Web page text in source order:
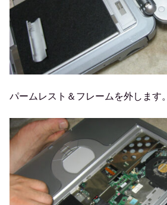
パームレスト＆フレームを外します。